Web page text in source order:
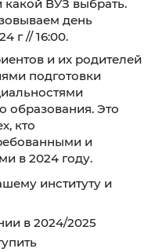
или какой ВУЗ
день
2024 г // 16:00.
и их
образования.
тех, кто